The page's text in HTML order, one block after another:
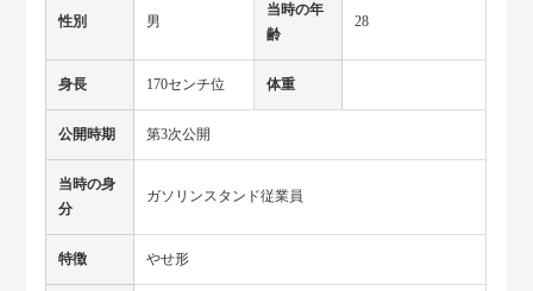
性別 男
当時の年
齢
28
身長 170センチ位 体重
公開時期 第3次公開
当時の身
分
ガソリンスタンド従業員
特徴 やせ形